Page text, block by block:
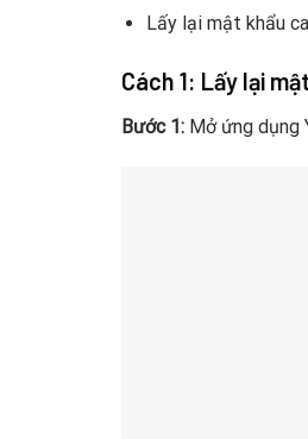
Lấy lại mật khẩu
Cách 1: Lấy lại
Bước 1: Mở ứng dụng